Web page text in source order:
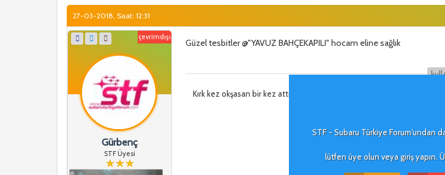
STF - Subaru Türkiye Forum'undan
lütfen üye olun veya giriş yapın.
27-03-2018, Saat: 12:31
çevrimdışı
Gürbenç
STF Üyesi
Güzel tesbitler @"YAVUZ BAHÇEKAPILI" hocam eline sağlık
Kırk kez okşasan bir kez attıgın taş kadar hatırlanmaz.